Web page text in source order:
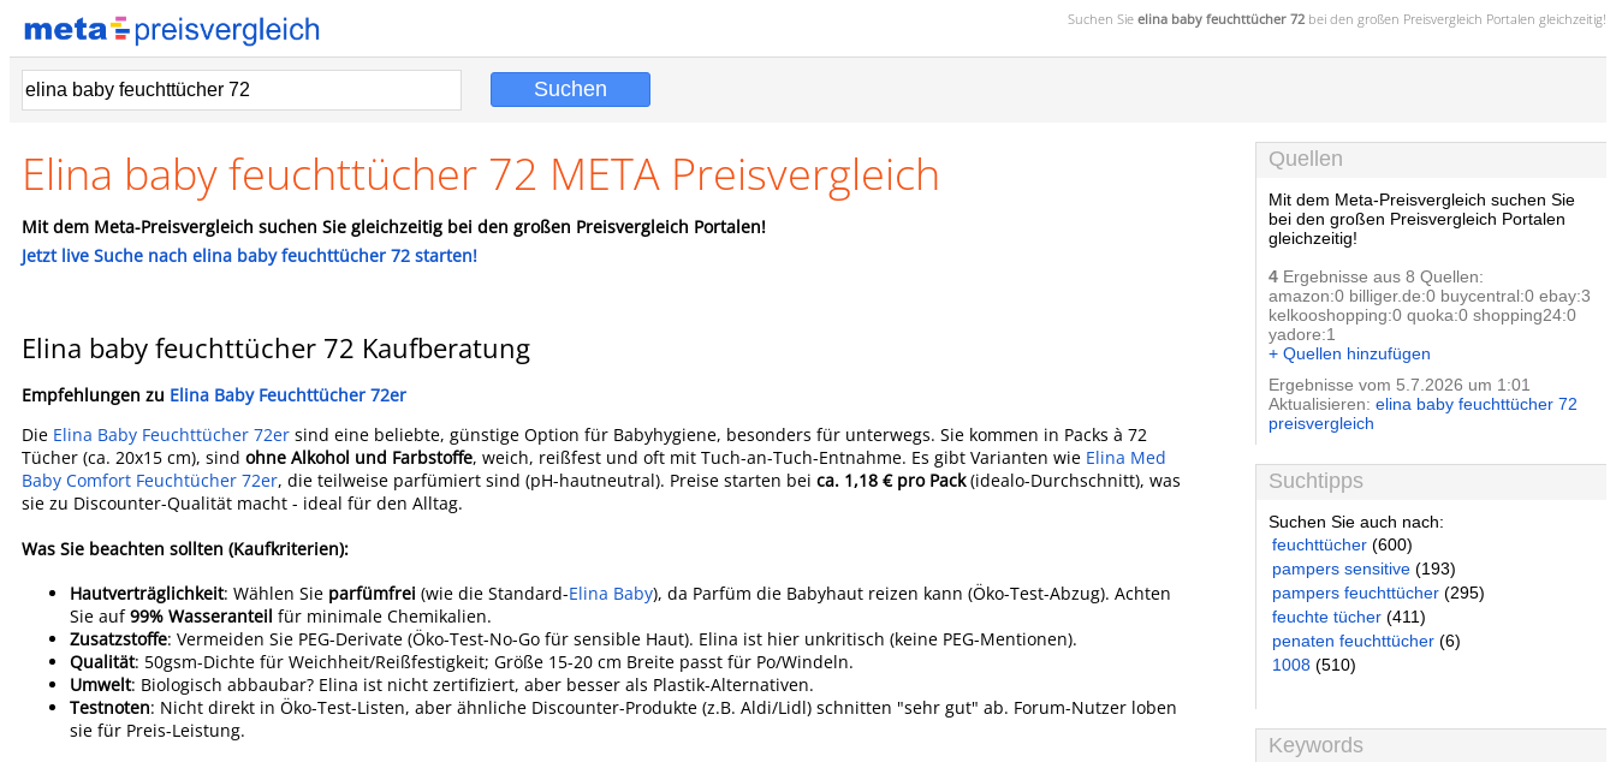
Suchen Sie elina baby feuchttücher 72 bei den großen Preisvergleich Portalen gleichzeitig!
Elina baby feuchttücher 72 META Preisvergleich
Mit dem Meta-Preisvergleich suchen Sie gleichzeitig bei den großen Preisvergleich Portalen!
Jetzt live Suche nach elina baby feuchttücher 72 starten!
Elina baby feuchttücher 72 Kaufberatung
Empfehlungen zu Elina Baby Feuchttücher 72er
Die Elina Baby Feuchttücher 72er sind eine beliebte, günstige Option für Babyhygiene, besonders für unterwegs. Sie kommen in Packs à 72
Tücher (ca. 20x15 cm), sind ohne Alkohol und Farbstoffe, weich, reißfest und oft mit Tuch-an-Tuch-Entnahme. Es gibt Varianten wie Elina Med
Baby Comfort Feuchtücher 72er, die teilweise parfümiert sind (pH-hautneutral). Preise starten bei ca. 1,18 € pro Pack(idealo-Durchschnitt), was
sie zu Discounter-Qualität macht - ideal für den Alltag.
Was Sie beachten sollten (Kaufkriterien):
Hautverträglichkeit: Wählen Sie parfümfrei (wie die Standard-Elina Baby), da Parfüm die Babyhaut reizen kann (Öko-Test-Abzug). Achten
Sie auf99% Wasseranteil für minimale Chemikalien.
Zusatzstoffe: Vermeiden Sie PEG-Derivate (Öko-Test-No-Go für sensible Haut). Elina ist hier unkritisch (keine PEG-Mentionen).
Qualität: 50gsm-Dichte für Weichheit/Reißfestigkeit; Größe 15-20 cm Breite passt für Po/Windeln.
Umwelt: Biologisch abbaubar? Elina ist nicht zertifiziert, aber besser als Plastik-Alternativen.
Testnoten: Nicht direkt in Öko-Test-Listen, aber ähnliche Discounter-Produkte (z.B. Aldi/Lidl) schnitten "sehr gut" ab. Forum-Nutzer loben
sie für Preis-Leistung.
Quellen
Mit dem Meta-Preisvergleich suchen Sie
bei den großen Preisvergleich Portalen
gleichzeitig!
4 Ergebnisse aus 8 Quellen:
amazon:0 billiger.de:0 buycentral:0 ebay:3
kelkooshopping:0 quoka:0 shopping24:0
yadore:1
+ Quellen hinzufügen
Ergebnisse vom 5.7.2026 um 1:01
Aktualisieren: elina baby feuchttücher 72
preisvergleich
Suchtipps
Suchen Sie auch nach:
feuchttücher (600)
pampers sensitive (193)
pampers feuchttücher (295)
feuchte tücher (411)
penaten feuchttücher (6)
1008 (510)
Keywords